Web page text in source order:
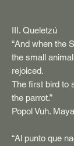
III. Queletzú
“And when the
the small
rejoiced.
The first bird to
the parrot.”
Popol Vuh.
“Al punto que